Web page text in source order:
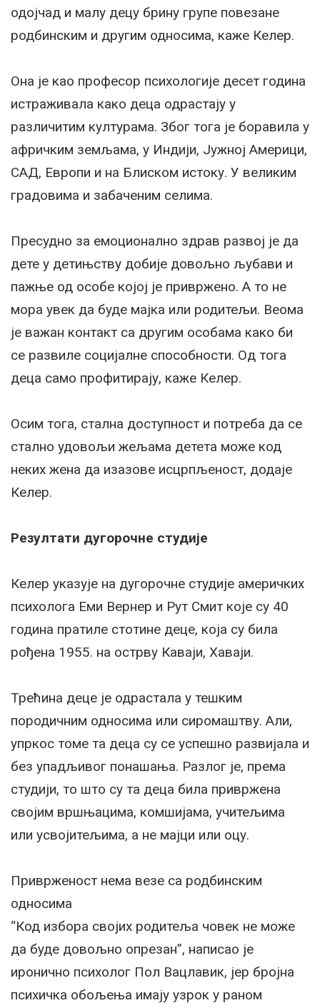
одојчад и малу децу брину групе повезане
родбинским и другим односима, каже Келер.
Она је као професор психологије десет година
истраживала како деца одрастају у
различитим културама. Због тога је боравила у
афричким земљама, у Индији, Јужној Америци,
САД, Европи и на Блиском истоку. У великим
градовима и забаченим селима.
Пресудно за емоционално здрав развој је да
дете у детињству добије довољно љубави и
пажње од особе којој је привржено. А то не
мора увек да буде мајка или родитељи. Веома
је важан контакт са другим особама како би
се развиле социјалне способности. Од тога
деца само профитирају, каже Келер.
Осим тога, стална доступност и потреба да се
стално удовољи жељама детета може код
неких жена да изазове исцрпљеност, додаје
Келер.
Резултати дугорочне студије
Келер указује на дугорочне студије америчких
психолога Еми Вернер и Рут Смит које су 40
година пратиле стотине деце, која су била
рођена 1955. на острву Каваји, Хаваји.
Трећина деце је одрастала у тешким
породичним односима или сиромаштву. Али,
упркос томе та деца су се успешно развијала и
без упадљивог понашања. Разлог је, према
студији, то што су та деца била привржена
својим вршњацима, комшијама, учитељима
или усвојитељима, а не мајци или оцу.
Приврженост нема везе са родбинским
односима
“Код избора својих родитеља човек не може
да буде довољно опрезан”, написао је
иронично психолог Пол Вацлавик, јер бројна
психичка обољења имају узрок у раном